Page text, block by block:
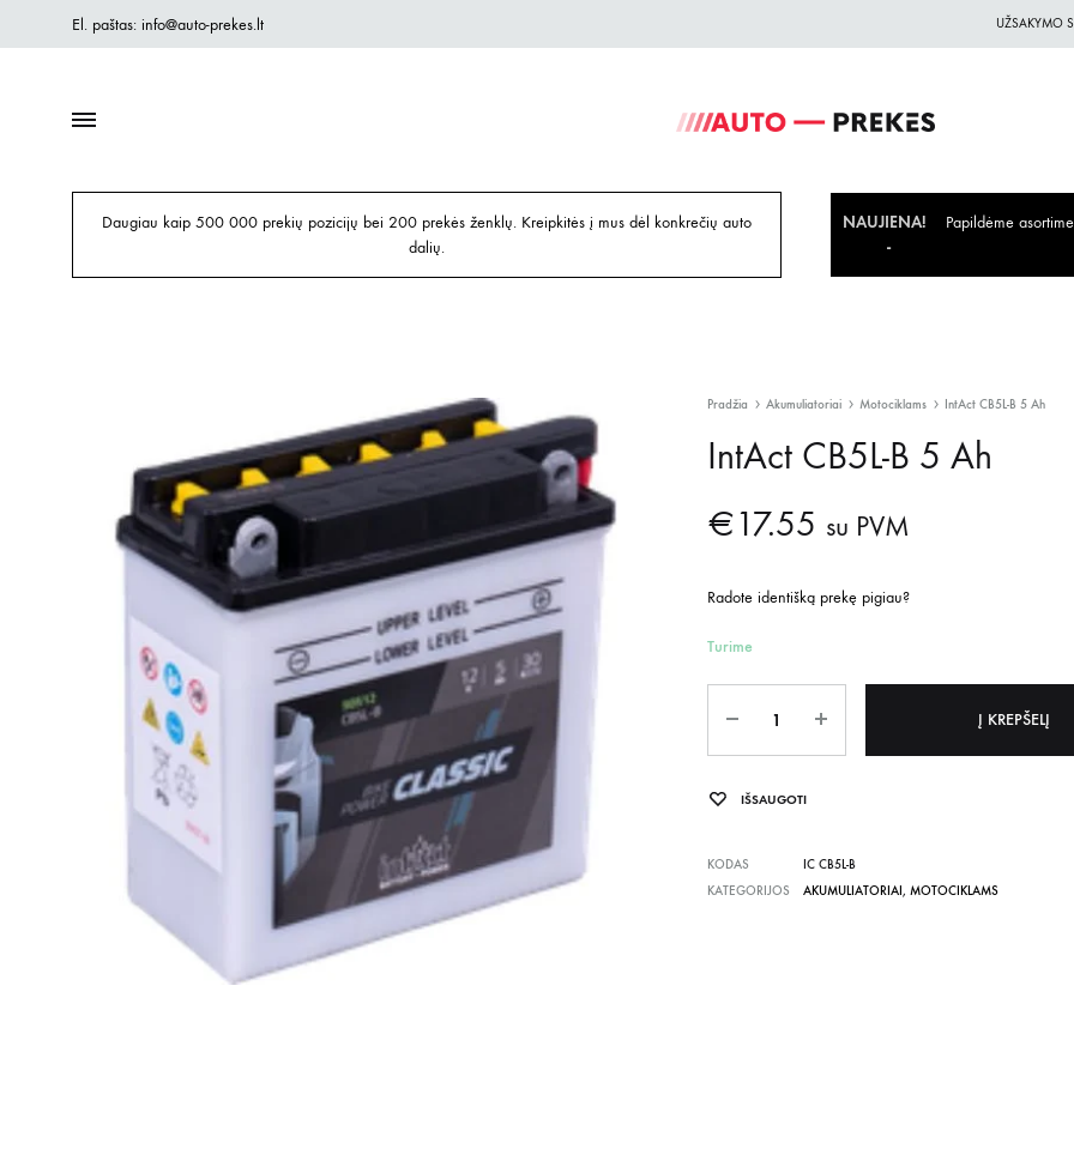
El. paštas: info@auto-prekes.lt UŽSAKYMO
geriausiomis
Daugiau kaip 500 000 prekių pozicijų bei 200 prekės ženklų. Kreipkitės į mus dėl konkrečių auto
dalių.
NAUJIENA!
Papildėme
Pradžia Akumuliatoriai Motociklams IntAct CB5L-B 5 Ah
IntAct CB5L-B 5 Ah
€17.55 su PVM
Radote identišką prekę pigiau?
Turime
Į KREPŠELĮ
IŠSAUGOTI
KODAS
IC CB5L-B
KATEGORIJOS
AKUMULIATORIAI, MOTOCIKLAMS